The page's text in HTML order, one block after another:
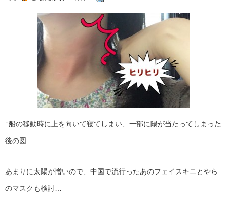
↑船の移動時に上を向いて寝てしまい、一部に陽が当たってしまった
後の図…
あまりに太陽が憎いので、中国で流行ったあのフェイスキニとやら
のマスクも検討…